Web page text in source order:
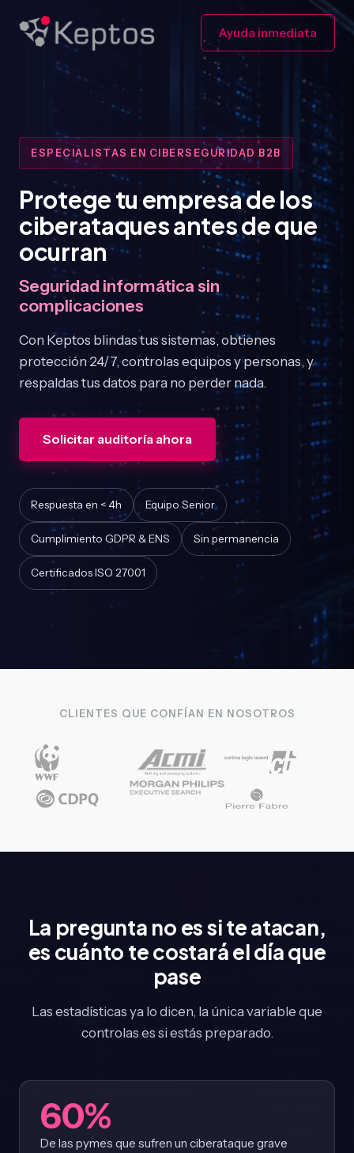
Ayuda inmediata
ESPECIALISTAS EN CIBERSEGURIDAD B2B
Protege tu empresa de los
ciberataques antes de que
ocurran
Seguridad informática sin
complicaciones
Con Keptos blindas tus sistemas, obtienes
protección 24/7, controlas equipos y personas, y
respaldas tus datos para no perder nada.
Solicitar auditoría ahora
Respuesta en < 4h Equipo Senior
Cumplimiento GDPR & ENS Sin permanencia
Certificados ISO 27001
CLIENTES QUE CONFÍAN EN NOSOTROS
La pregunta no es si te atacan,
es cuánto te costará el día que
pase
Las estadísticas ya lo dicen, la única variable que
controlas es si estás preparado.
60%
De las pymes que sufren un ciberataque grave